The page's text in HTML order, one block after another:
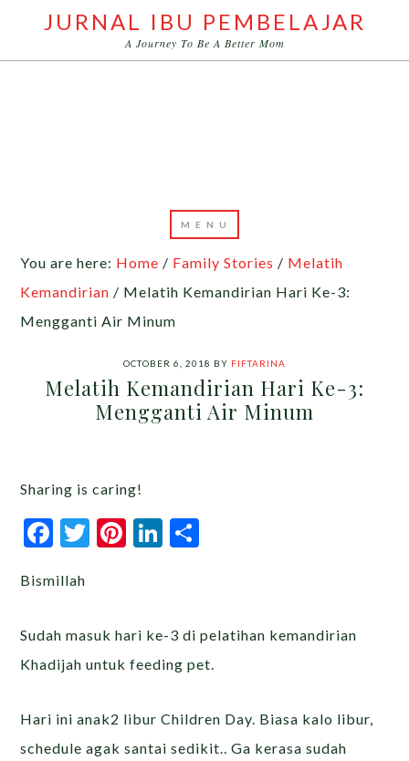
JURNAL IBU PEMBELAJAR
A Journey To Be A Better Mom
You are here: Home / Family Stories / Melatih
Kemandirian / Melatih Kemandirian Hari Ke-3:
Mengganti Air Minum
OCTOBER 6, 2018 BY FIFTARINA
Melatih Kemandirian Hari Ke-3:
Mengganti Air Minum
Sharing is caring!
Facebook
Twitter
Pinterest
LinkedIn
Bismillah
Sudah masuk hari ke-3 di pelatihan kemandirian
Khadijah untuk feeding pet.
Hari ini anak2 libur Children Day. Biasa kalo libur,
schedule agak santai sedikit.. Ga kerasa sudah